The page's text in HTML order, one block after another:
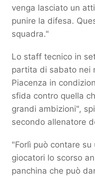
venga lasciato un
punire la difesa.
squadra."
Lo staff tecnico in
partita di sabato nei
Piacenza in
sfida contro quella
grandi ambizioni",
secondo allenatore
"Forlì può contare
giocatori lo scorso
panchina che può